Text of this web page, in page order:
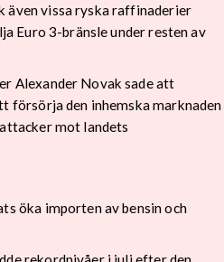
även vissa ryska raffinaderier
Euro 3-bränsle under resten av
Alexander Novak sade att
försörja den inhemska marknaden
mot landets
öka importen av bensin och